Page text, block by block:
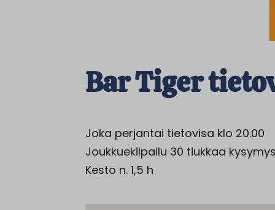
Bar Tiger
Joka perjantai tietovisa klo 20.00
Joukkuekilpailu 30 tiukkaa
Kesto n. 1,5 h